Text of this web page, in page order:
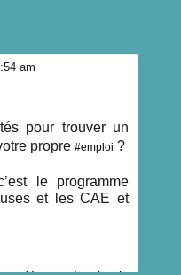
am
pour trouver un
propre #emploi ?
le programme
et les CAE et